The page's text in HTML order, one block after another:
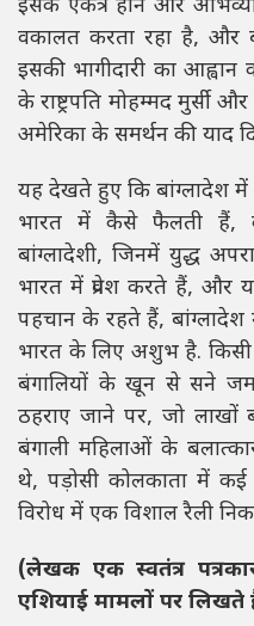
इसके एकत्र होने और
वकालत करता रहा है, और
इसकी भागीदारी का आह्वान
के राष्ट्रपति मोहम्मद मुर्सी और
अमेरिका के समर्थन की याद
यह देखते हुए कि बांग्लादेश में
भारत में कैसे फैलती हैं,
बांग्लादेशी, जिनमें युद्ध
भारत में प्रवेश करते हैं, और
पहचान के रहते हैं, बांग्लादेश
भारत के लिए अशुभ है. किसी
बंगालियों के खून से सने
ठहराए जाने पर, जो लाखों
बंगाली महिलाओं के
थे, पड़ोसी कोलकाता में कई
विरोध में एक विशाल रैली
(लेखक एक स्वतंत्र
एशियाई मामलों पर लिखते